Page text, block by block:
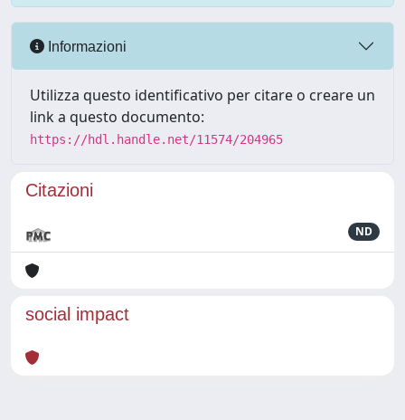
Informazioni
Utilizza questo identificativo per citare o creare un
link a questo documento:
https://hdl.handle.net/11574/204965
Citazioni
ND
social impact